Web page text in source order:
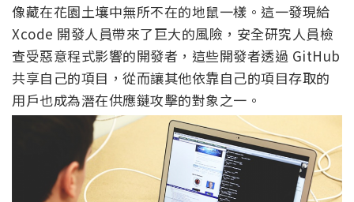
像藏在花園土壤中無所不在的地鼠一樣。這一發現給
Xcode 開發人員帶來了巨大的風險，安全研究人員檢
查受惡意程式影響的開發者，這些開發者透過 GitHub
共享自己的項目，從而讓其他依靠自己的項目存取的
用戶也成為潛在供應鏈攻擊的對象之一。